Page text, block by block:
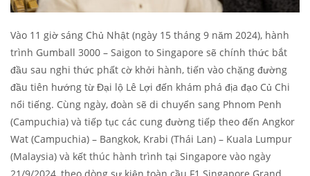
​​Vào 11 giờ sáng Chủ Nhật (ngày 15 tháng 9 năm 2024), hành
trình Gumball 3000 – Saigon to Singapore sẽ chính thức bắt
đầu sau nghi thức phất cờ khởi hành, tiến vào chặng đường
đầu tiên hướng từ Đại lộ Lê Lợi đến khám phá địa đạo Củ Chi
nổi tiếng. Cùng ngày, đoàn sẽ di chuyển sang Phnom Penh
(Campuchia) và tiếp tục các cung đường tiếp theo đến Angkor
Wat (Campuchia) – Bangkok, Krabi (Thái Lan) – Kuala Lumpur
(Malaysia) và kết thúc hành trình tại Singapore vào ngày